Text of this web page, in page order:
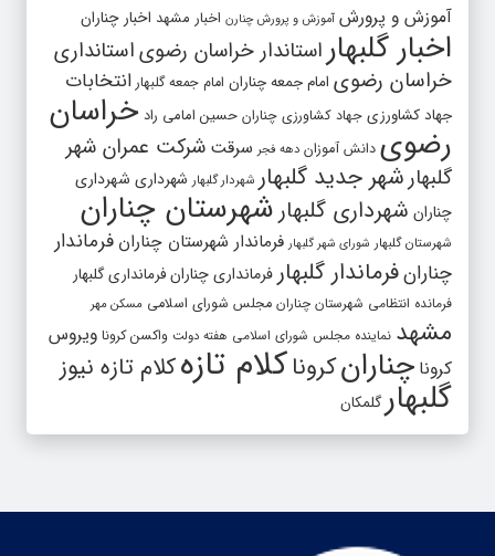
آموزش و پرورش آموزش و پرورش چنارن اخبار مشهد اخبار چناران
اخبار گلبهار استاندار خراسان رضویاستانداری
خراسان رضوی امام جمعه چناران امام جمعه گلبهار انتخابات
جهاد کشاورزی جهاد کشاورزی چناران حسین امامی راد خراسان
رضوی دانش آموزان دهه فجر سرقت شرکت عمران شهر
گلبهار شهر جدید گلبهار شهردار گلبهار شهرداری شهرداری
چناران شهرداری گلبهار شهرستان چناران
شهرستان گلبهار شورای شهر گلبهار فرماندار شهرستان چناران فرماندار
چنارانفرماندار گلبهار فرمانداری چنارانفرمانداری گلبهار
فرمانده انتظامی شهرستان چناران مجلس شورای اسلامی مسکن مهر
مشهد نماینده مجلس شورای اسلامی هفته دولت واکسن کرونا ویروس
کرونا چنارانکروناکلام تازهکلام تازه نیوز
گلبهار گلمکان